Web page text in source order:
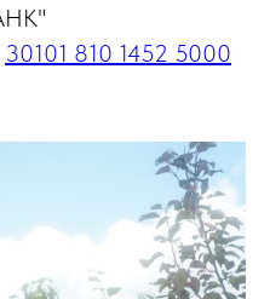
30101 810 1452 5000